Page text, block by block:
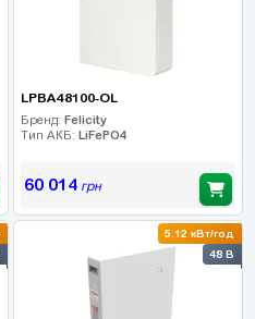
LPBA48100-OL
Бренд: Felicity
Тип АКБ: LiFePO4
60 014грн
5.12 кВт/год
48 В